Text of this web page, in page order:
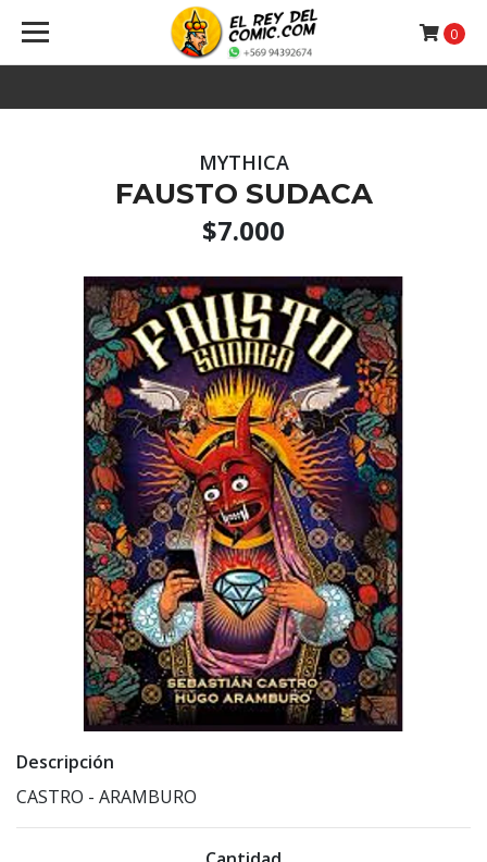
0
MYTHICA
FAUSTO SUDACA
$7.000
Descripción
CASTRO - ARAMBURO